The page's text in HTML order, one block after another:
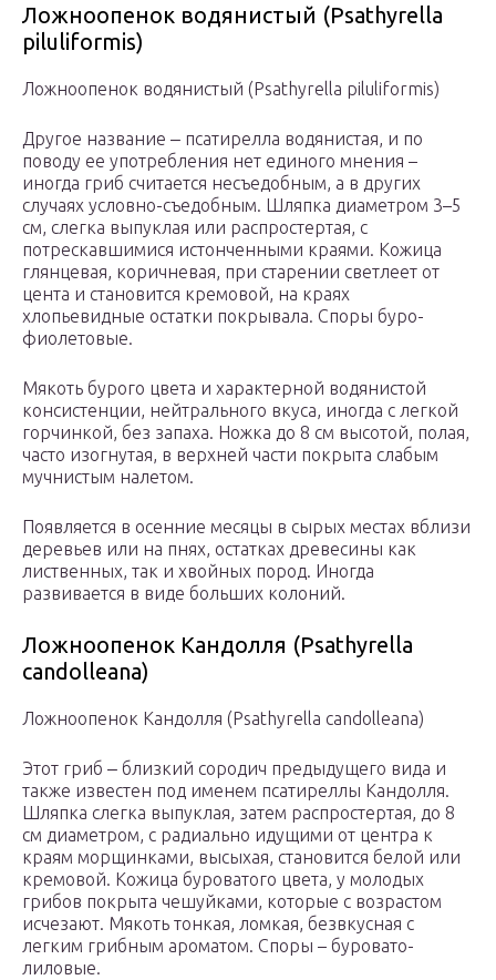
Ложноопенок водянистый (Psathyrella
piluliformis)
Ложноопенок водянистый (Psathyrella piluliformis)
Другое название ‒ псатирелла водянистая, и по
поводу ее употребления нет единого мнения –
иногда гриб считается несъедобным, а в других
случаях условно-съедобным. Шляпка диаметром 3–5
см, слегка выпуклая или распростертая, с
потрескавшимися истонченными краями. Кожица
глянцевая, коричневая, при старении светлеет от
цента и становится кремовой, на краях
хлопьевидные остатки покрывала. Споры буро-
фиолетовые.
Мякоть бурого цвета и характерной водянистой
консистенции, нейтрального вкуса, иногда с легкой
горчинкой, без запаха. Ножка до 8 см высотой, полая,
часто изогнутая, в верхней части покрыта слабым
мучнистым налетом.
Появляется в осенние месяцы в сырых местах вблизи
деревьев или на пнях, остатках древесины как
лиственных, так и хвойных пород. Иногда
развивается в виде больших колоний.
Ложноопенок Кандолля (Psathyrella
candolleana)
Ложноопенок Кандолля (Psathyrella candolleana)
Этот гриб ‒ близкий сородич предыдущего вида и
также известен под именем псатиреллы Кандолля.
Шляпка слегка выпуклая, затем распростертая, до 8
см диаметром, с радиально идущими от центра к
краям морщинками, высыхая, становится белой или
кремовой. Кожица буроватого цвета, у молодых
грибов покрыта чешуйками, которые с возрастом
исчезают. Мякоть тонкая, ломкая, безвкусная с
легким грибным ароматом. Споры – буровато-
лиловые.